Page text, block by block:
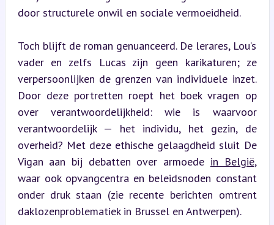
door structurele onwil en sociale vermoeidheid.
Toch blijft de roman genuanceerd. De lerares, Lou’s
vader en zelfs Lucas zijn geen karikaturen; ze
verpersoonlijken de grenzen van individuele inzet.
Door deze portretten roept het boek vragen op
over verantwoordelijkheid: wie is waarvoor
verantwoordelijk — het individu, het gezin, de
overheid? Met deze ethische gelaagdheid sluit De
Vigan aan bij debatten over armoede in België,
waar ook opvangcentra en beleidsnoden constant
onder druk staan (zie recente berichten omtrent
daklozenproblematiek in Brussel en Antwerpen).